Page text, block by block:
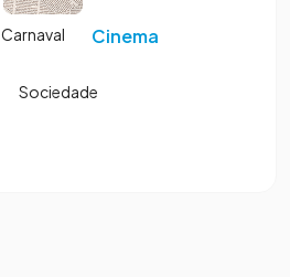
Carnaval Cinema
Sociedade